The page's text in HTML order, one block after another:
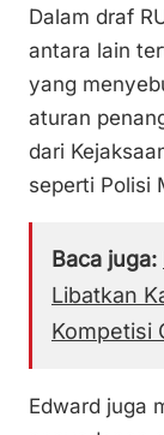
Dalam draf
antara lain
yang
aturan
dari
seperti Polisi
Baca juga:
Libatkan
Kompetisi
Edward juga